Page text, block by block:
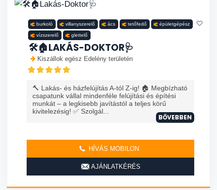
burkoló villanyszerelő ács tetőfedő épületgépész
vízszerelő glettelő
🛠️🏠LAKÁS-DOKTOR🩺
Kiszállok egész Edelény területén
🔨 Lakás- és házfelújítás A-tól Z-ig! 🏠 Megbízható
csapatunk vállal mindenféle felújítási és építési
munkát – a legkisebb javítástól a teljes körű
kivitelezésig! ✅ Szolgál...
BŐVEBBEN
HÍVÁS MOBILON
AJÁNLATKÉRÉS